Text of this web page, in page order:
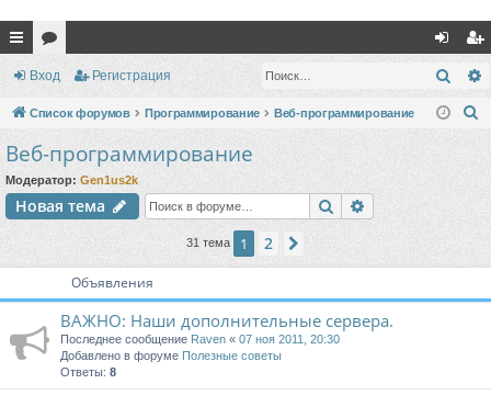
с
ы
ор хо
д
ег
ис
Вход Регистрация
Список форумов Программирование Веб-программирование
Веб-программирование
Модератор: Gen1us2k
Новая тема Поиск
31 тема 1 2
Объявления
ВАЖНО: Наши дополнительные сервера.
Последнее сообщение Raven « 07 ноя 2011, 20:30
Добавлено в форуме Полезные советы
Ответы: 8